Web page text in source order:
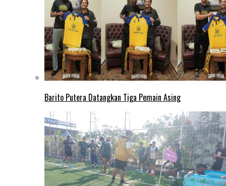
Barito Putera Datangkan Tiga Pemain Asing